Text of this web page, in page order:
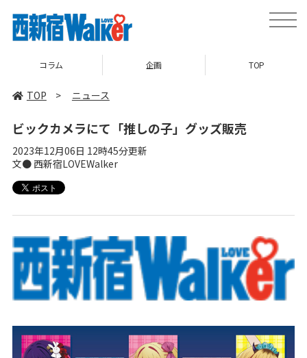
toggle
コラム 企画 TOP
TOP > ニュース
ビックカメラにて「推しの子」グッズ販売
2023年12月06日 12時45分更新
文● 西新宿LOVEWalker